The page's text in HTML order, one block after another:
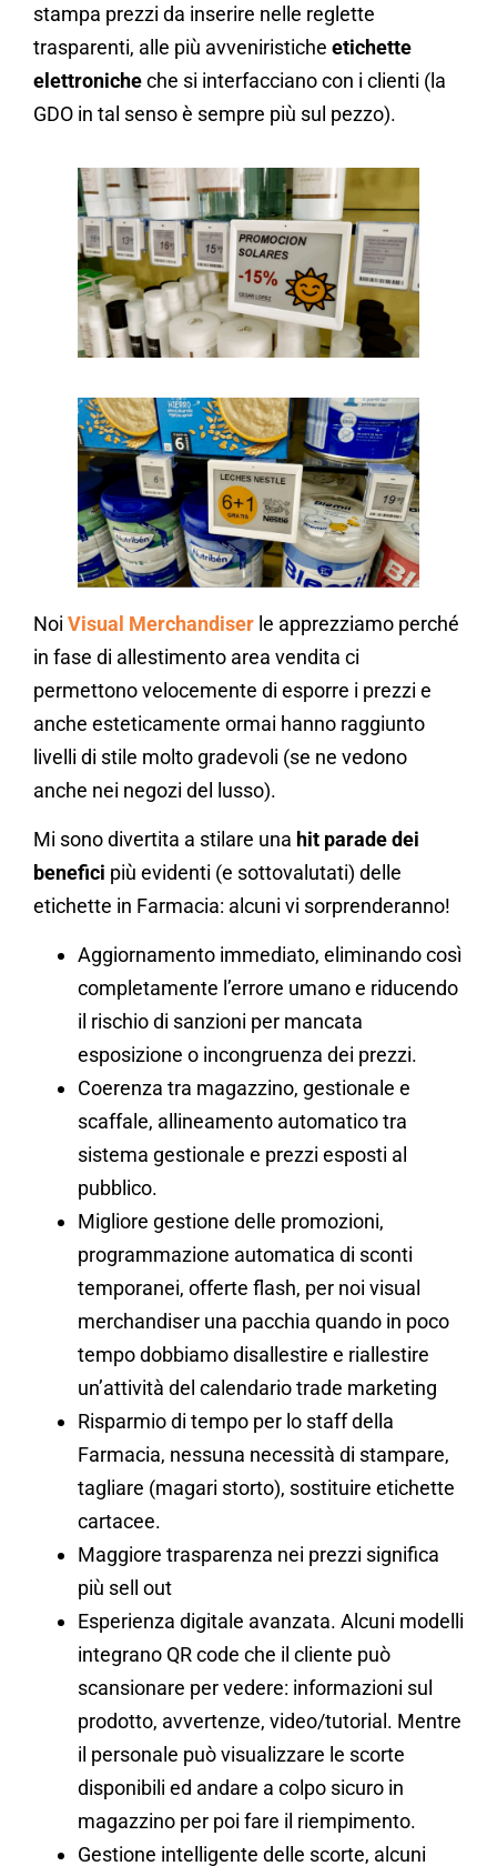
stampa prezzi da inserire nelle reglette
trasparenti, alle più avveniristiche etichette
elettronicheche si interfacciano con i clienti (la
GDO in tal senso è sempre più sul pezzo).
Noi Visual Merchandiser le apprezziamo perché
in fase di allestimento area vendita ci
permettono velocemente di esporre i prezzi e
anche esteticamente ormai hanno raggiunto
livelli di stile molto gradevoli (se ne vedono
anche nei negozi del lusso).
Mi sono divertita a stilare una hit parade dei
benefici più evidenti (e sottovalutati) delle
etichette in Farmacia: alcuni vi sorprenderanno!
Aggiornamento immediato, eliminando così
completamente l’errore umano e riducendo
il rischio di sanzioni per mancata
esposizione o incongruenza dei prezzi.
Coerenza tra magazzino, gestionale e
scaffale, allineamento automatico tra
sistema gestionale e prezzi esposti al
pubblico.
Migliore gestione delle promozioni,
programmazione automatica di sconti
temporanei, offerte flash, per noi visual
merchandiser una pacchia quando in poco
tempo dobbiamo disallestire e riallestire
un’attività del calendario trade marketing
Risparmio di tempo per lo staff della
Farmacia, nessuna necessità di stampare,
tagliare (magari storto), sostituire etichette
cartacee.
Maggiore trasparenza nei prezzi significa
più sell out
Esperienza digitale avanzata. Alcuni modelli
integrano QR code che il cliente può
scansionare per vedere: informazioni sul
prodotto, avvertenze, video/tutorial. Mentre
il personale può visualizzare le scorte
disponibili ed andare a colpo sicuro in
magazzino per poi fare il riempimento.
Gestione intelligente delle scorte, alcuni